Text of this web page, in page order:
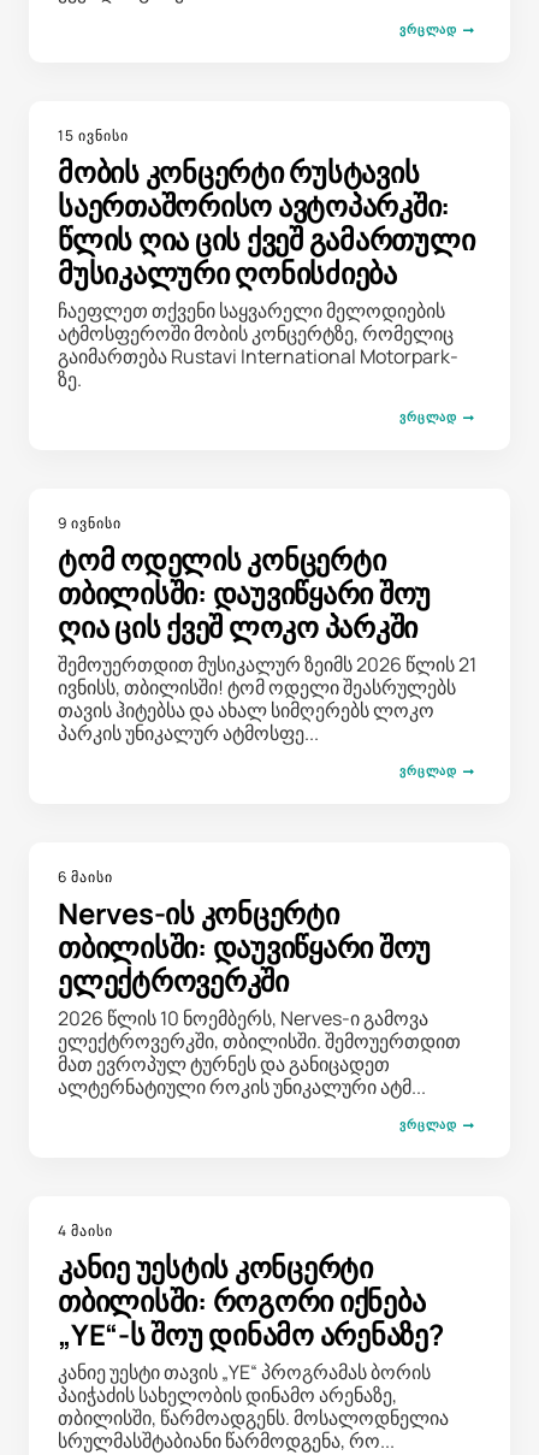
ᲕᲠᲪᲚᲐᲓ
15 ივნისი
მობის კონცერტი რუსტავის
საერთაშორისო ავტოპარკში:
წლის ღია ცის ქვეშ გამართული
მუსიკალური ღონისძიება
ჩაეფლეთ თქვენი საყვარელი მელოდიების
ატმოსფეროში მობის კონცერტზე, რომელიც
გაიმართება Rustavi International Motorpark-
ზე.
ᲕᲠᲪᲚᲐᲓ
9 ივნისი
ტომ ოდელის კონცერტი
თბილისში: დაუვიწყარი შოუ
ღია ცის ქვეშ ლოკო პარკში
შემოუერთდით მუსიკალურ ზეიმს 2026 წლის 21
ივნისს, თბილისში! ტომ ოდელი შეასრულებს
თავის ჰიტებსა და ახალ სიმღერებს ლოკო
პარკის უნიკალურ ატმოსფე...
ᲕᲠᲪᲚᲐᲓ
6 მაისი
Nerves-ის კონცერტი
თბილისში: დაუვიწყარი შოუ
ელექტროვერკში
2026 წლის 10 ნოემბერს, Nerves-ი გამოვა
ელექტროვერკში, თბილისში. შემოუერთდით
მათ ევროპულ ტურნეს და განიცადეთ
ალტერნატიული როკის უნიკალური ატმ...
ᲕᲠᲪᲚᲐᲓ
4 მაისი
კანიე უესტის კონცერტი
თბილისში: როგორი იქნება
„YE“-ს შოუ დინამო არენაზე?
კანიე უესტი თავის „YE“ პროგრამას ბორის
პაიჭაძის სახელობის დინამო არენაზე,
თბილისში, წარმოადგენს. მოსალოდნელია
სრულმასშტაბიანი წარმოდგენა, რო...